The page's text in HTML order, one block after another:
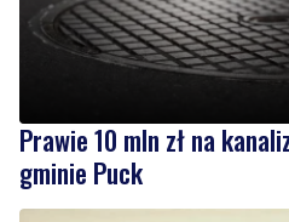
Prawie 10 mln zł na
gminie Puck